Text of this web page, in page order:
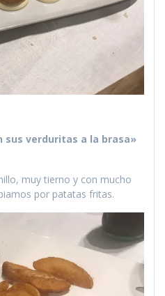
sus verduritas a la brasa»
muy tierno y con mucho
por patatas fritas.